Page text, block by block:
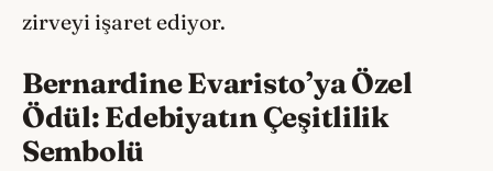
zirveyi işaret ediyor.
Bernardine Evaristo’ya Özel
Ödül: Edebiyatın Çeşitlilik
Sembolü